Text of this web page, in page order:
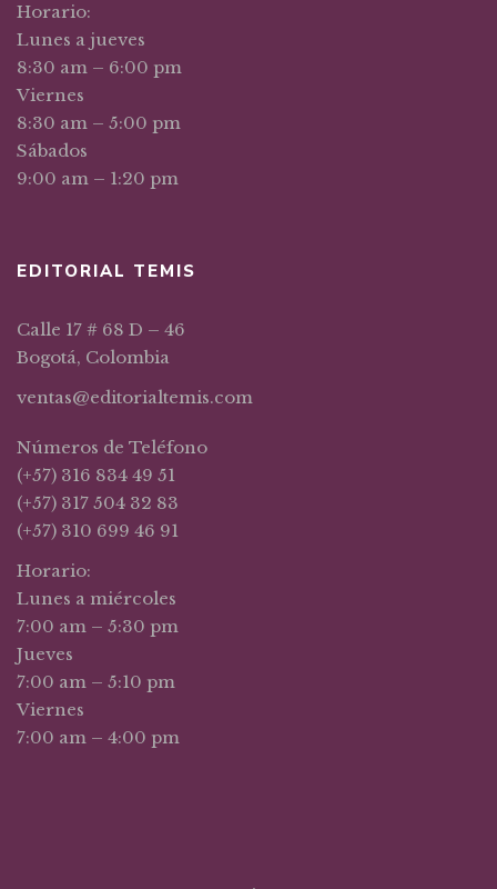
Horario:
Lunes a jueves
8:30 am – 6:00 pm
Viernes
8:30 am – 5:00 pm
Sábados
9:00 am – 1:20 pm
EDITORIAL TEMIS
Calle 17 # 68 D – 46
Bogotá, Colombia
ventas@editorialtemis.com
Números de Teléfono
(+57) 316 834 49 51
(+57) 317 504 32 83
(+57) 310 699 46 91
Horario:
Lunes a miércoles
7:00 am – 5:30 pm
Jueves
7:00 am – 5:10 pm
Viernes
7:00 am – 4:00 pm